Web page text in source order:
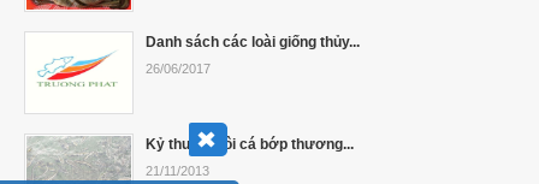
Danh sách các loài giống thủy...
26/06/2017
Kỷ thuật nuôi cá bớp thương...
21/11/2013